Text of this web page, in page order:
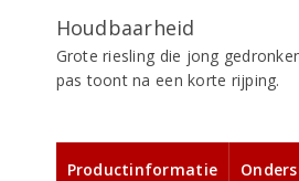
Houdbaarheid
Grote riesling die jong
pas toont na een korte rijping.
Productinformatie